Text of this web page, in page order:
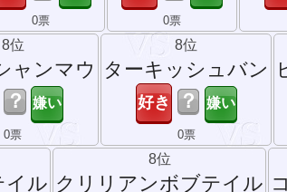
0票 0票
8位
ャンマウ
？
0票
8位
ターキッシュバン
？
0票
イル
8位
クリリアンボブテイル